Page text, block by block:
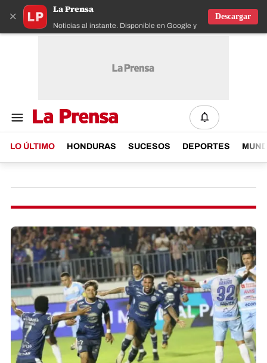
×
La Prensa
Noticias al instante. Disponible en Google y IOS
Descargar
LO ÚLTIMO HONDURAS SUCESOS DEPORTES